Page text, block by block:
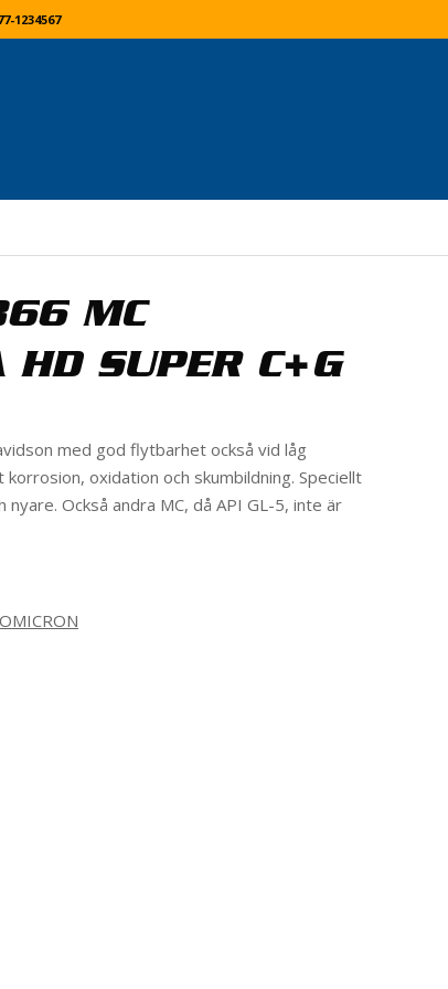
1234567
MC
HD SUPER C+G
med god flytbarhet också vid låg
oxidation och skumbildning. Speciellt
nyare. Också andra MC, då API GL-5, inte är
OMICRON